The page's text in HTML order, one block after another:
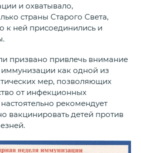
и охватывало,
страны Старого Света,
к ней присоединились и
призвано привлечь внимание
как одной из
мер, позволяющих
от инфекционных
рекомендует
вакцинировать детей против